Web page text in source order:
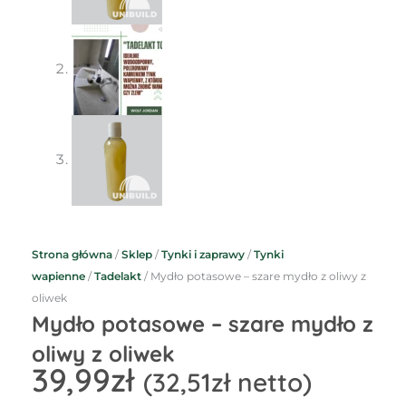
Strona główna /Sklep /Tynki i zaprawy /Tynki
wapienne /Tadelakt / Mydło potasowe – szare mydło z oliwy z
oliwek
Mydło potasowe – szare mydło z
oliwy z oliwek
39,99zł (32,51złnetto)